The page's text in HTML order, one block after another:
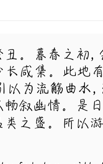
丑。暮春之初
长咸集。此地
以为流觞曲水
畅叙幽情。是
类之盛。所以